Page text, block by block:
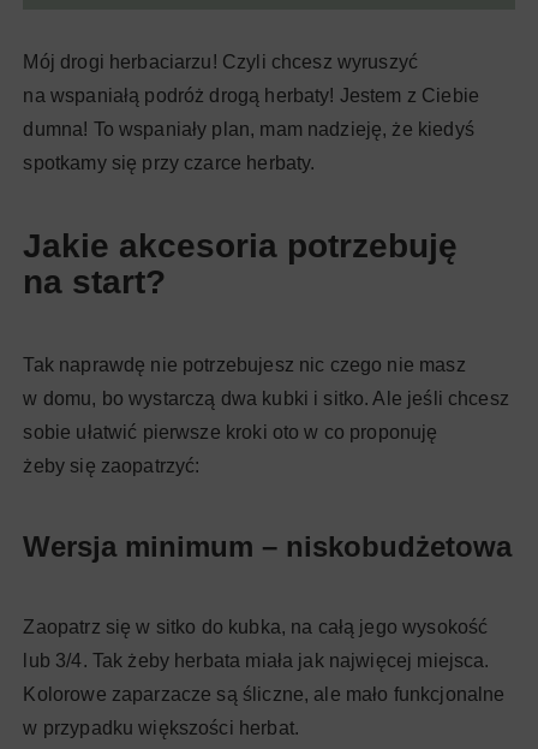
Mój drogi herbaciarzu! Czyli chcesz wyruszyć
na wspaniałą podróż drogą herbaty! Jestem z Ciebie
dumna! To wspaniały plan, mam nadzieję, że kiedyś
spotkamy się przy czarce herbaty.
Jakie akcesoria potrzebuję
na start?
Tak naprawdę nie potrzebujesz nic czego nie masz
w domu, bo wystarczą dwa kubki i sitko. Ale jeśli chcesz
sobie ułatwić pierwsze kroki oto w co proponuję
żeby się zaopatrzyć:
Wersja minimum – niskobudżetowa
Zaopatrz się w sitko do kubka, na całą jego wysokość
lub 3/4. Tak żeby herbata miała jak najwięcej miejsca.
Kolorowe zaparzacze są śliczne, ale mało funkcjonalne
w przypadku większości herbat.